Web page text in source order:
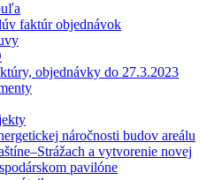
faktúr objednávok
objednávky do 27.3.2023
náročnosti budov areálu
a vytvorenie novej
pavilóne